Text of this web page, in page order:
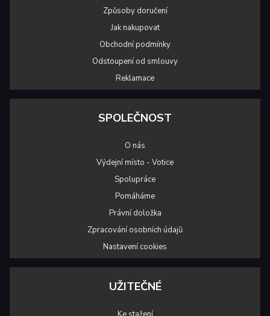
Způsoby doručení
Jak nakupovat
Obchodní podmínky
Odstoupení od smlouvy
Reklamace
SPOLEČNOST
O nás
Výdejní místo - Votice
Spolupráce
Pomáháme
Právní doložka
Zpracování osobních údajů
Nastavení cookies
UŽITEČNÉ